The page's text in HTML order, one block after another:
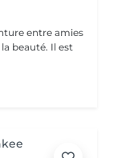
entre amies
beauté. Il est